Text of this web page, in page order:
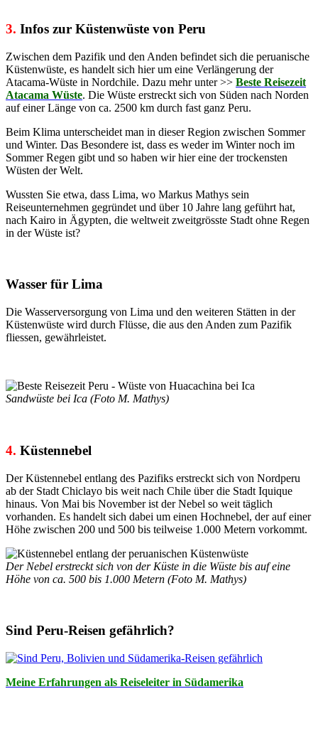
3. Infos zur Küstenwüste von Peru
Zwischen dem Pazifik und den Anden befindet sich die peruanische
Küstenwüste, es handelt sich hier um eine Verlängerung der
Atacama-Wüste in Nordchile. Dazu mehr unter >> Beste Reisezeit
Atacama Wüste. Die Wüste erstreckt sich von Süden nach Norden
auf einer Länge von ca. 2500 km durch fast ganz Peru.
Beim Klima unterscheidet man in dieser Region zwischen Sommer
und Winter. Das Besondere ist, dass es weder im Winter noch im
Sommer Regen gibt und so haben wir hier eine der trockensten
Wüsten der Welt.
Wussten Sie etwa, dass Lima, wo Markus Mathys sein
Reiseunternehmen gegründet und über 10 Jahre lang geführt hat,
nach Kairo in Ägypten, die weltweit zweitgrösste Stadt ohne Regen
in der Wüste ist?
Wasser für Lima
Die Wasserversorgung von Lima und den weiteren Stätten in der
Küstenwüste wird durch Flüsse, die aus den Anden zum Pazifik
fliessen, gewährleistet.
Sandwüste bei Ica (Foto M. Mathys)
4. Küstennebel
Der Küstennebel entlang des Pazifiks erstreckt sich von Nordperu
ab der Stadt Chiclayo bis weit nach Chile über die Stadt Iquique
hinaus. Von Mai bis November ist der Nebel so weit täglich
vorhanden. Es handelt sich dabei um einen Hochnebel, der auf einer
Höhe zwischen 200 und 500 bis teilweise 1.000 Metern vorkommt.
Der Nebel erstreckt sich von der Küste in die Wüste bis auf eine
Höhe von ca. 500 bis 1.000 Metern (Foto M. Mathys)
Sind Peru-Reisen gefährlich?
Meine Erfahrungen als Reiseleiter in Südamerika